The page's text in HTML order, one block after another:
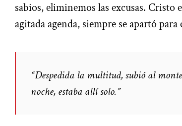
sabios, eliminemos las excusas. Cristo
agitada agenda, siempre se apartó
“Despedida la multitud, subió al
noche, estaba allí solo.”